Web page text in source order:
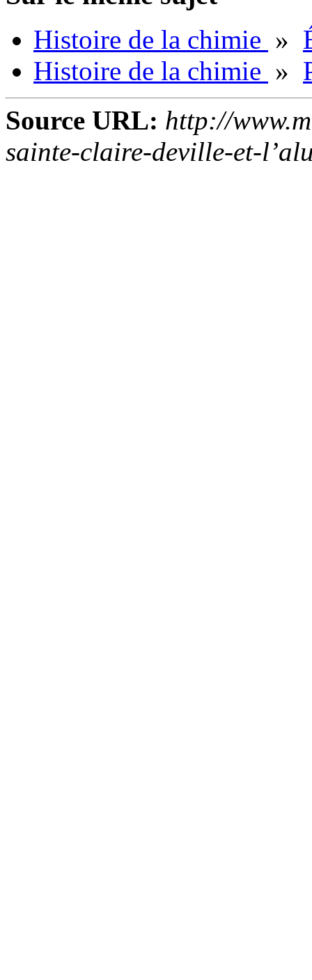
Histoire de la chimie »
Histoire de la chimie »
Source URL: http://
sainte-claire-deville-et-